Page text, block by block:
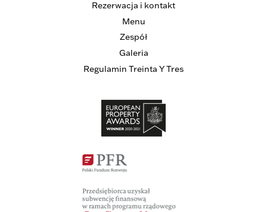
Rezerwacja i kontakt
Menu
Zespół
Galeria
Regulamin Treinta Y Tres